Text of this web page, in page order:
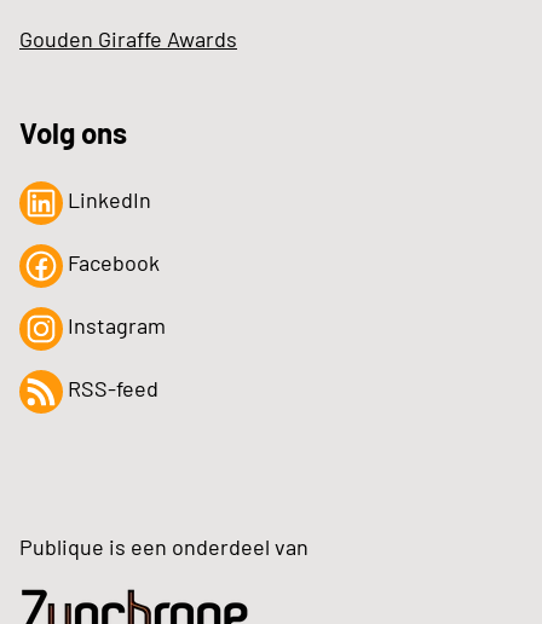
Gouden Giraffe Awards
Volg ons
LinkedIn
Facebook
Instagram
RSS-feed
Publique is een onderdeel van